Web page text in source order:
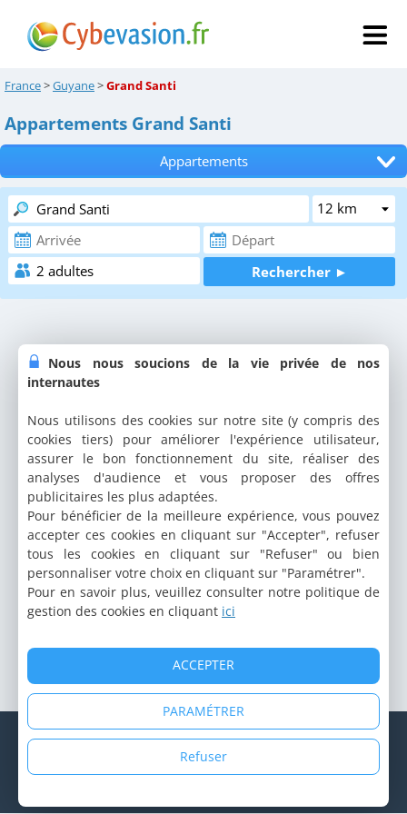
France>Guyane>Grand Santi
Appartements Grand Santi
Appartements
Tous les hébergements
Hôtels
Chambres d'hôtes
Campings
© Copyright 1998 - 2026 Cybevasion
Mentions légales|Confidentialité|CGU|Informations légales|
Système d'alerte|Espace propriétaire
Nous nous soucions de la vie privée de nos
internautes
Nous utilisons des cookies sur notre site (y compris des
cookies tiers) pour améliorer l'expérience utilisateur,
assurer le bon fonctionnement du site, réaliser des
analyses d'audience et vous proposer des offres
publicitaires les plus adaptées.
Pour bénéficier de la meilleure expérience, vous pouvez
accepter ces cookies en cliquant sur "Accepter", refuser
tous les cookies en cliquant sur "Refuser" ou bien
personnaliser votre choix en cliquant sur "Paramétrer".
Pour en savoir plus, veuillez consulter notre politique de
gestion des cookies en cliquant ici
ACCEPTER
PARAMÉTRER
Refuser